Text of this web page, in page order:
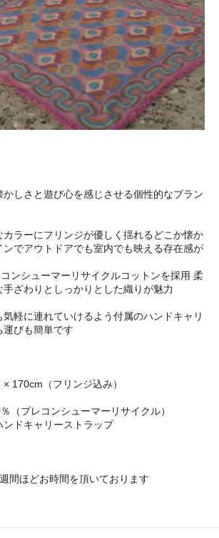
かしさと遊び心を感じさせる個性的なブラン
カラーにフリンジが優しく揺れるどこか懐か
ンでアウトドアでも室内でも映える存在感が
ンシューマーリサイクルコットンを採用 柔
手ざわりとしっかりとした織りが魅力
軽に連れていけるよう付属のハンドキャリ
運びも簡単です
170cm（フリンジ込み）
（プレコンシューマーリサイクル）
ドキャリーストラップ
間ほどお時間を頂いております